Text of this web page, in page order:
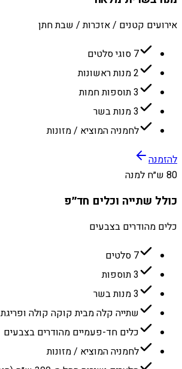
אירועים קטנים / אזכרות / שבת חתן
7 סוגי סלטים
2 מנות ראשונות
3 תוספות חמות
3 מנות בשר
לחמניה המוציא / מזונות
להזמנה
80 ש״ח למנה
כולל שתייה וכלים חד״פ
כלים מהודרים בצבעים
7 סלטים
3 תוספות
3 מנות בשר
שתייה קלה מבית קוקה קולה ופריגת
כלים חד-פעמיים מהודרים בצבעים
לחמניה המוציא / מזונות